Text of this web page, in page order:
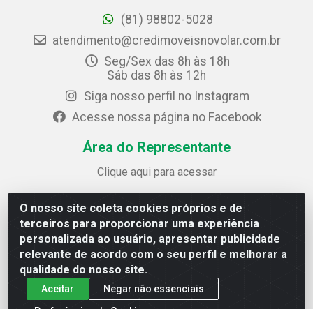
O nosso site coleta cookies próprios e de
terceiros para proporcionar uma experiência
personalizada ao usuário, apresentar publicidade
relevante de acordo com o seu perfil e melhorar a
qualidade do nosso site.
Aceitar
Negar não essenciais
(81) 98802-5028
atendimento@credimoveisnovolar.com.br
Seg/Sex das 8h às 18h
Sáb das 8h às 12h
Siga nosso perfil no Instagram
Acesse nossa página no Facebook
Área do Representante
Clique aqui para acessar
Credimóveis Novolar Ltda
Rua José Alves Bezerra, 430 - Prazeres - Jaboatão dos
Guararapes / PE - CEP 54.325-610
CNPJ: 09.930.165/0013-70